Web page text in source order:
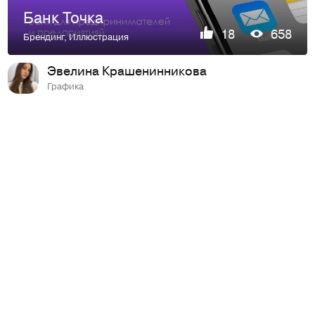
Банк Точка
Брендинг,Иллюстрация 18 658
Эвелина Крашенинникова
Графика